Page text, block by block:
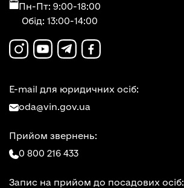
Пн-Пт: 9:00-18:00
Обід: 13:00-14:00
E-mail для юридичних осіб:
oda@vin.gov.ua
Прийом звернень:
0 800 216 433
Запис на прийом до посадових осіб: